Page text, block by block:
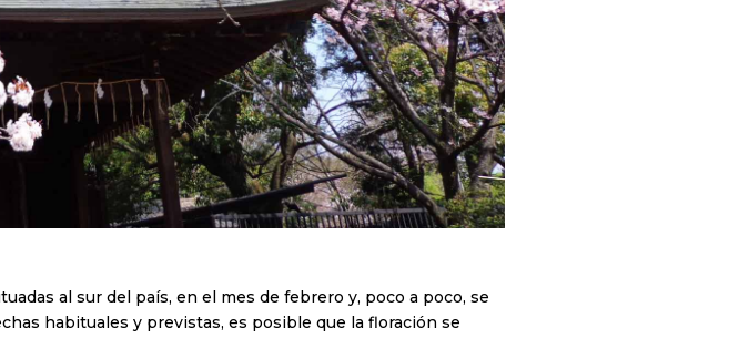
al sur del país, en el mes de febrero y, poco a poco, se
habituales y previstas, es posible que la floración se